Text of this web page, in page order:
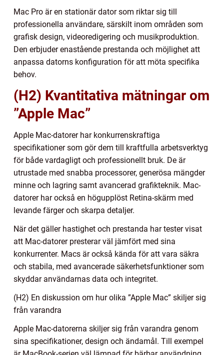
Mac Pro är en stationär dator som riktar sig till
professionella användare, särskilt inom områden som
grafisk design, videoredigering och musikproduktion.
Den erbjuder enastående prestanda och möjlighet att
anpassa datorns konfiguration för att möta specifika
behov.
(H2) Kvantitativa mätningar om
”Apple Mac”
Apple Mac-datorer har konkurrenskraftiga
specifikationer som gör dem till kraftfulla arbetsverktyg
för både vardagligt och professionellt bruk. De är
utrustade med snabba processorer, generösa mängder
minne och lagring samt avancerad grafikteknik. Mac-
datorer har också en högupplöst Retina-skärm med
levande färger och skarpa detaljer.
När det gäller hastighet och prestanda har tester visat
att Mac-datorer presterar väl jämfört med sina
konkurrenter. Macs är också kända för att vara säkra
och stabila, med avancerade säkerhetsfunktioner som
skyddar användarnas data och integritet.
(H2) En diskussion om hur olika ”Apple Mac” skiljer sig
från varandra
Apple Mac-datorerna skiljer sig från varandra genom
sina specifikationer, design och ändamål. Till exempel